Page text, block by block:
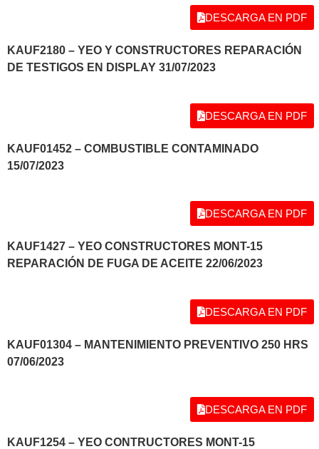
DESCARGA EN PDF
KAUF2180 – YEO Y CONSTRUCTORES REPARACIÓN
DE TESTIGOS EN DISPLAY 31/07/2023
DESCARGA EN PDF
KAUF01452 – COMBUSTIBLE CONTAMINADO
15/07/2023
DESCARGA EN PDF
KAUF1427 – YEO CONSTRUCTORES MONT-15
REPARACIÓN DE FUGA DE ACEITE 22/06/2023
DESCARGA EN PDF
KAUF01304 – MANTENIMIENTO PREVENTIVO 250 HRS
07/06/2023
DESCARGA EN PDF
KAUF1254 – YEO CONTRUCTORES MONT-15